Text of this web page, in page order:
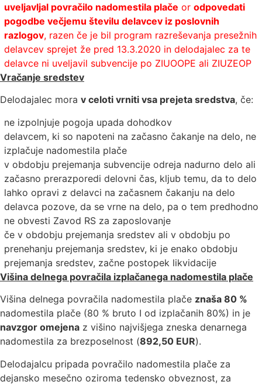
uveljavljal povračilo nadomestila plače or odpovedati
pogodbe večjemu številu delavcev iz poslovnih
razlogov, razen če je bil program razreševanja presežnih
delavcev sprejet že pred 13.3.2020 in delodajalec za te
delavce ni uveljavil subvencije po ZIUOOPE ali ZIUZEOP
Vračanje sredstev
Delodajalec mora v celoti vrniti vsa prejeta sredstva, če:
ne izpolnjuje pogoja upada dohodkov
delavcem, ki so napoteni na začasno čakanje na delo, ne
izplačuje nadomestila plače
v obdobju prejemanja subvencije odreja nadurno delo ali
začasno prerazporedi delovni čas, kljub temu, da to delo
lahko opravi z delavci na začasnem čakanju na delo
delavca pozove, da se vrne na delo, pa o tem predhodno
ne obvesti Zavod RS za zaposlovanje
če v obdobju prejemanja sredstev ali v obdobju po
prenehanju prejemanja sredstev, ki je enako obdobju
prejemanja sredstev, začne postopek likvidacije
Višina delnega povračila izplačanega nadomestila plače
Višina delnega povračila nadomestila plače znaša 80 %
nadomestila plače (80 % bruto I od izplačanih 80%) in je
navzgor omejena z višino najvišjega zneska denarnega
nadomestila za brezposelnost (892,50 EUR).
Delodajalcu pripada povračilo nadomestila plače za
dejansko mesečno oziroma tedensko obveznost, za